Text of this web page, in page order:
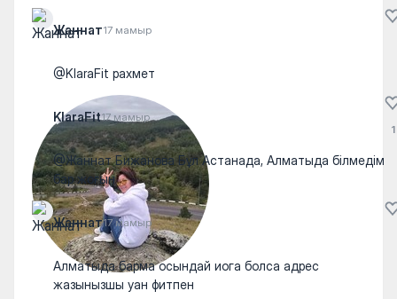
Жаннат17 мамыр
@KlaraFit рахмет
KlaraFit17 мамыр
@Жаннат Бижанова Бұл Астанада, Алматыда білмедім
бар жоғын
1
Жаннат17 мамыр
Алматыда барма осындай иога болса адрес
жазынызшы уан фитпен